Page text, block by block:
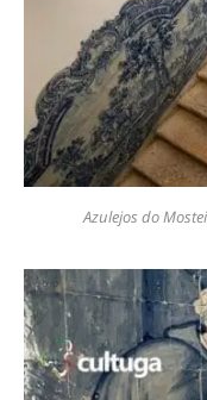
Azulejos do